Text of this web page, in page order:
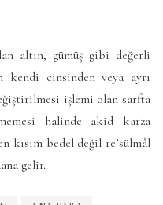
altın, gümüş gibi değerli
kendi cinsinden veya ayrı
işlemi olan sarfta
halinde akid karza
kısım bedel değil re’sülmâl
gelir.